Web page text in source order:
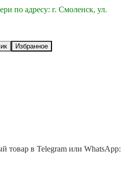
по адресу: г. Смоленск, ул.
Избранное
товар в Telegram или WhatsApp: